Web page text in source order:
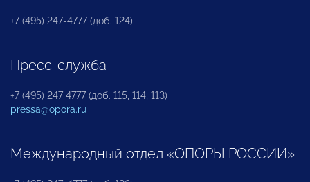
+7 (495) 247-4777 (доб. 124)
Пресс-служба
+7 (495) 247 4777 (доб. 115, 114, 113)
pressa@opora.ru
Международный отдел «ОПОРЫ РОССИИ»